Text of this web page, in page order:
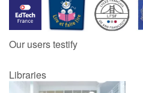
Our users testify
Libraries